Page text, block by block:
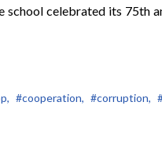
school celebrated its 75th
#cooperation, #corruption,